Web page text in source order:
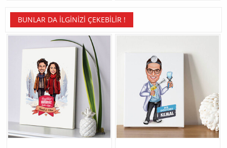
BUNLAR DA İLGINIZI ÇEKEBILIR !